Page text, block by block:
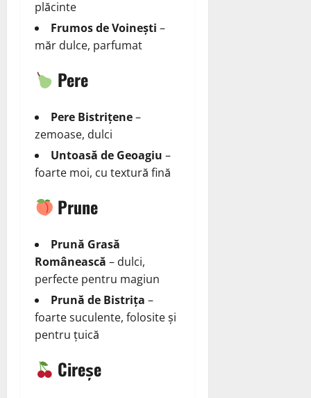
plăcinte
Frumos de Voinești –
măr dulce, parfumat
Pere
Pere Bistrițene–
zemoase, dulci
Untoasă de Geoagiu –
foarte moi, cu textură fină
Prune
Prună Grasă
Românească – dulci,
perfecte pentru magiun
Prună de Bistrița –
foarte suculente, folosite și
pentru țuică
Cireșe